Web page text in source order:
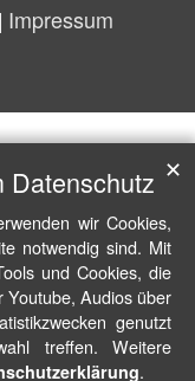
Impressum
Datenschutz
wir Cookies,
notwendig sind. Mit
und Cookies, die
Audios über
genutzt
treffen. Weitere
.
✕